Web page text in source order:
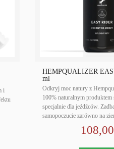
i
HEMPQUALIZER
ml
Odkryj moc natury z
100% naturalnym
specjalnie dla jeźdźców.
samopoczucie zarówno na